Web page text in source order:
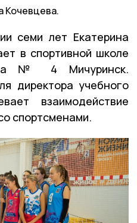
Кочевцева.
семи лет Екатерина
в спортивной школе
№ 4 Мичуринск.
директора учебного
взаимодействие
спортсменами.